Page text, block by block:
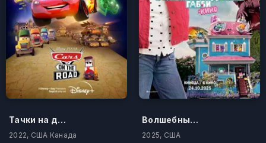
Тачки на дороге
2022, США Канада
Волшебный домик Габби в кино
2025, США